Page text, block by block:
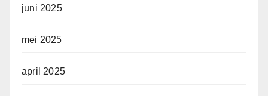
juni 2025
mei 2025
april 2025